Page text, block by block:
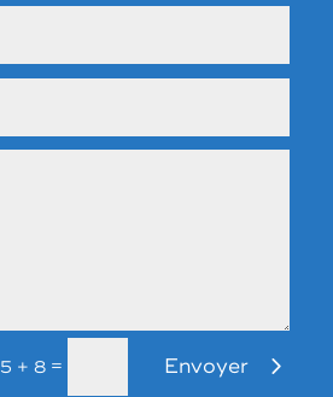
5 + 8 = Envoyer